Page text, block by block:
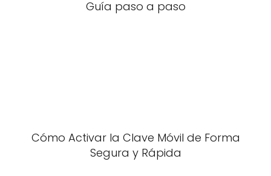
Guía paso a paso
Cómo Activar la Clave Móvil de Forma
Segura y Rápida